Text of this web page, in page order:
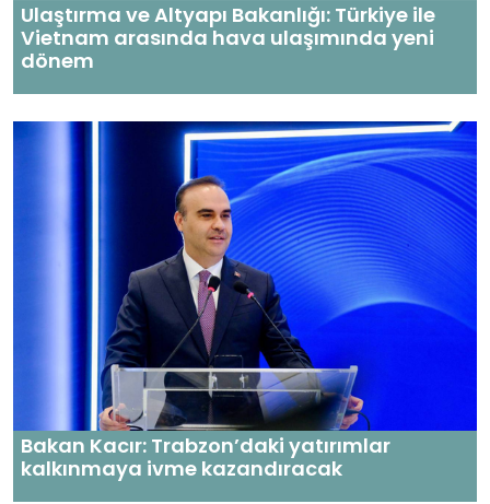
Ulaştırma ve Altyapı Bakanlığı: Türkiye ile
Vietnam arasında hava ulaşımında yeni
dönem
Bakan Kacır: Trabzon’daki yatırımlar
kalkınmaya ivme kazandıracak